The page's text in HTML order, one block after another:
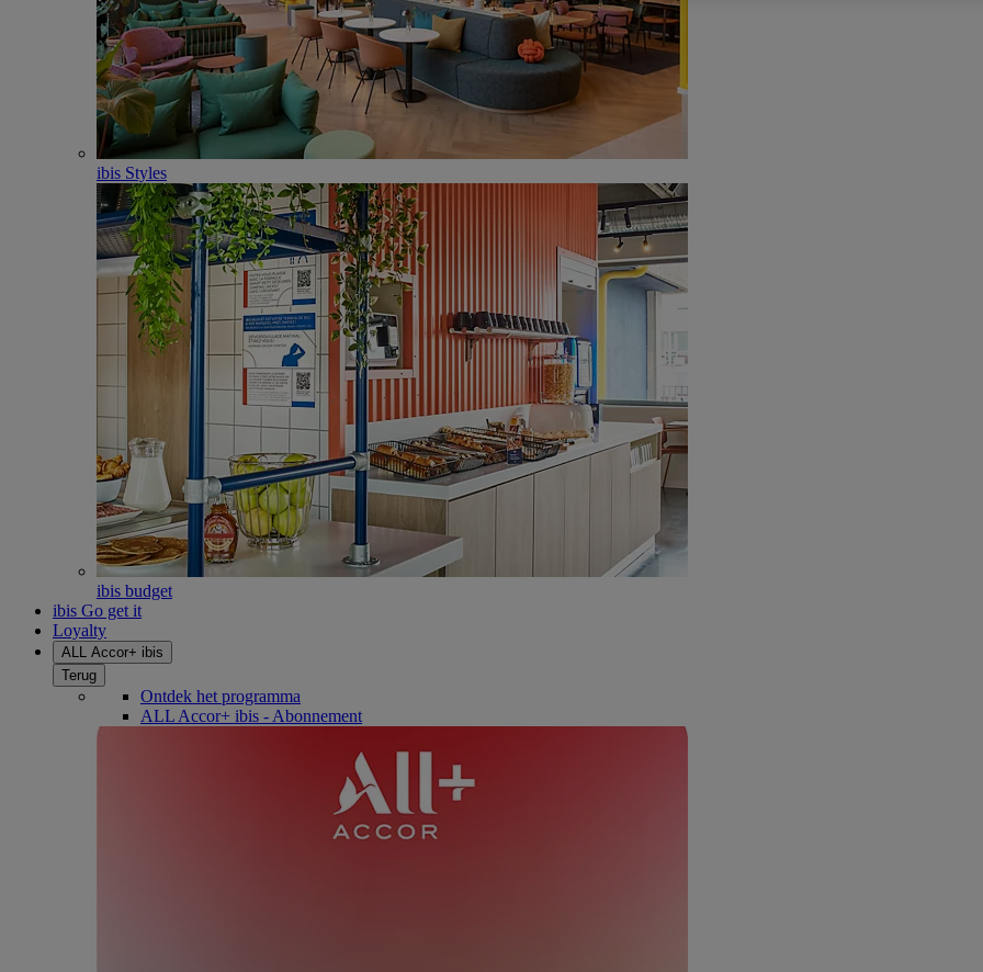
ibis Styles
ibis budget
ibis Go get it
Loyalty
ALL Accor+ ibis
Terug
Ontdek het programma
ALL Accor+ ibis - Abonnement